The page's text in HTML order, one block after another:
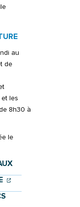
au
de
les
8h30 à
le
(OUVERTURE
(OUVERTURE